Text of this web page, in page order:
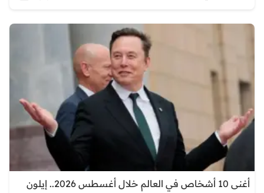
أغنى 10 أشخاص في العالم خلال أغسطس 2026.. إيلون